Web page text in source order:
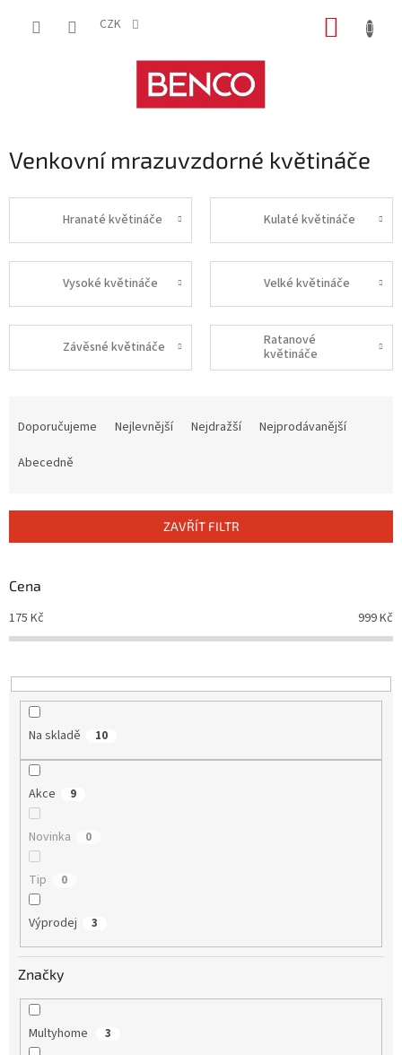
CZK
Venkovní mrazuvzdorné květináče
Hranaté květináče Kulaté květináče
Vysoké květináče Velké květináče
Závěsné květináče
Ratanové
květináče
r
d
k
t
Doporučujeme Nejlevnější Nejdražší
Nejprodávanější
Abecedně
ZAVŘÍT FILTR
Cena
175 Kč 999Kč
Na skladě 10
Akce 9
Novinka 0
Tip 0
Výprodej 3
Značky
Multyhome 3